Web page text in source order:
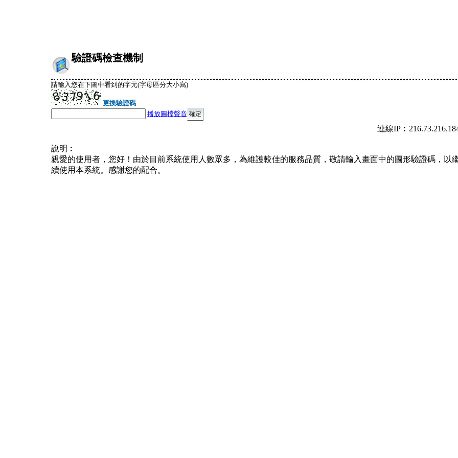
驗證碼檢查機制
請輸入您在下圖中看到的字元(字母區分大小寫)
更換驗證碼
播放圖檔聲音
連線
說明︰
親愛的使用者，您好！由於目前系統使用人數眾多，為維護較佳的服務品質，敬請輸入畫面中的圖形驗證碼，以
續使用本系統。感謝您的配合。